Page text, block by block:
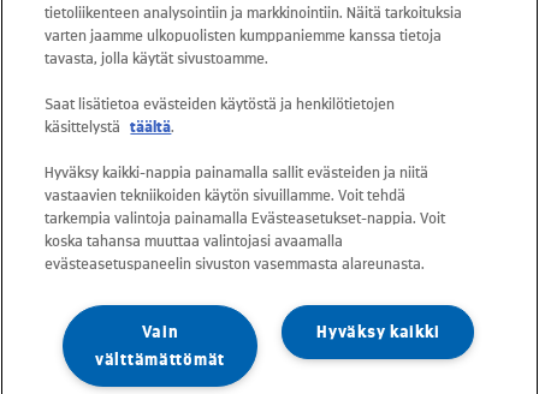
avoinna arkisin ma - pe klo 8-16
sähköposti:
etunimi.sukunimi@kuusakoski.com, ellei
yhteystiedoissa toisin mainita.
Tietosuoja Kuusakoskella
Tietoturvapolitiikka
tietoliikenteen analysointiin ja markkinointiin. Näitä tarkoituksia
varten jaamme ulkopuolisten kumppaniemme kanssa tietoja
tavasta, jolla käytät sivustoamme.
Saat lisätietoa evästeiden käytöstä ja henkilötietojen
käsittelystä
täältä.
Hyväksy kaikki-nappia painamalla sallit evästeiden ja niitä
vastaavien tekniikoiden käytön sivuillamme. Voit tehdä
tarkempia valintoja painamalla Evästeasetukset-nappia. Voit
koska tahansa muuttaa valintojasi avaamalla
evästeasetuspaneelin sivuston vasemmasta alareunasta.
Hyväksy kaikki
Vain
välttämättömät